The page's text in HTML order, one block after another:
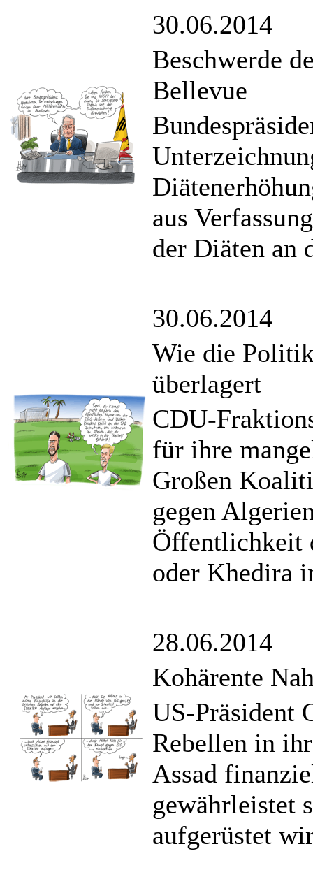
30.06.2014
Beschwerde
Bellevue
aus
der Diäten an
30.06.2014
Wie die
überlagert
CDU-
für ihre
Großen
gegen
Öffentlichkeit
oder Khedira
28.06.2014
Kohärente
US-Präsident
Rebellen in
Assad
gewährleistet
aufgerüstet